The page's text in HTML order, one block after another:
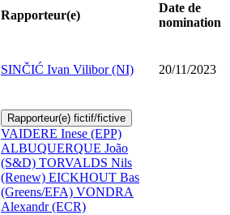
Rapporteur(e)
Date de
nomination
SINČIĆ Ivan Vilibor (NI) 20/11/2023
Rapporteur(e) fictif/fictive
VAIDERE Inese (EPP)
ALBUQUERQUE João
(S&D) TORVALDS Nils
(Renew) EICKHOUT Bas
(Greens/EFA) VONDRA
Alexandr (ECR)